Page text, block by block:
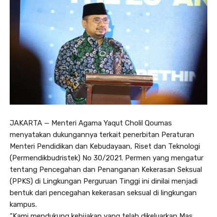
JAKARTA — Menteri Agama Yaqut Cholil Qoumas
menyatakan dukungannya terkait penerbitan Peraturan
Menteri Pendidikan dan Kebudayaan, Riset dan Teknologi
(Permendikbudristek) No 30/2021. Permen yang mengatur
tentang Pencegahan dan Penanganan Kekerasan Seksual
(PPKS) di Lingkungan Perguruan Tinggi ini dinilai menjadi
bentuk dari pencegahan kekerasan seksual di lingkungan
kampus.